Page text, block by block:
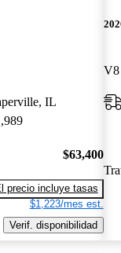
IL
$63,400
precio incluye tasas
$1,223/mes est.
Verif. disponibilidad